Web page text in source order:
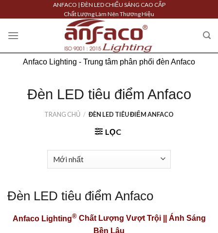
to
content
ANFACO | ĐÈN LED CHIẾU SÁNG CAO CẤP
Chất Lượng Làm Nên Thương Hiệu
Anfaco Lighting - Trung tâm phân phối đèn Anfaco
Đèn LED tiêu điểm Anfaco
TRANG CHỦ / ĐÈN LED TIÊU ĐIỂM ANFACO
LỌC
Đèn LED tiêu điểm Anfaco
Anfaco Lighting® Chất Lượng Vượt Trội || Ánh Sáng
Bền Lâu